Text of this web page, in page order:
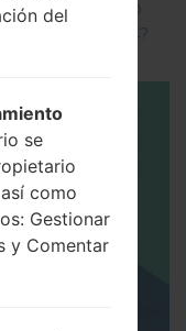
en el teléfono
Tool 2014?
del
se
como
Gestionar
y Comentar